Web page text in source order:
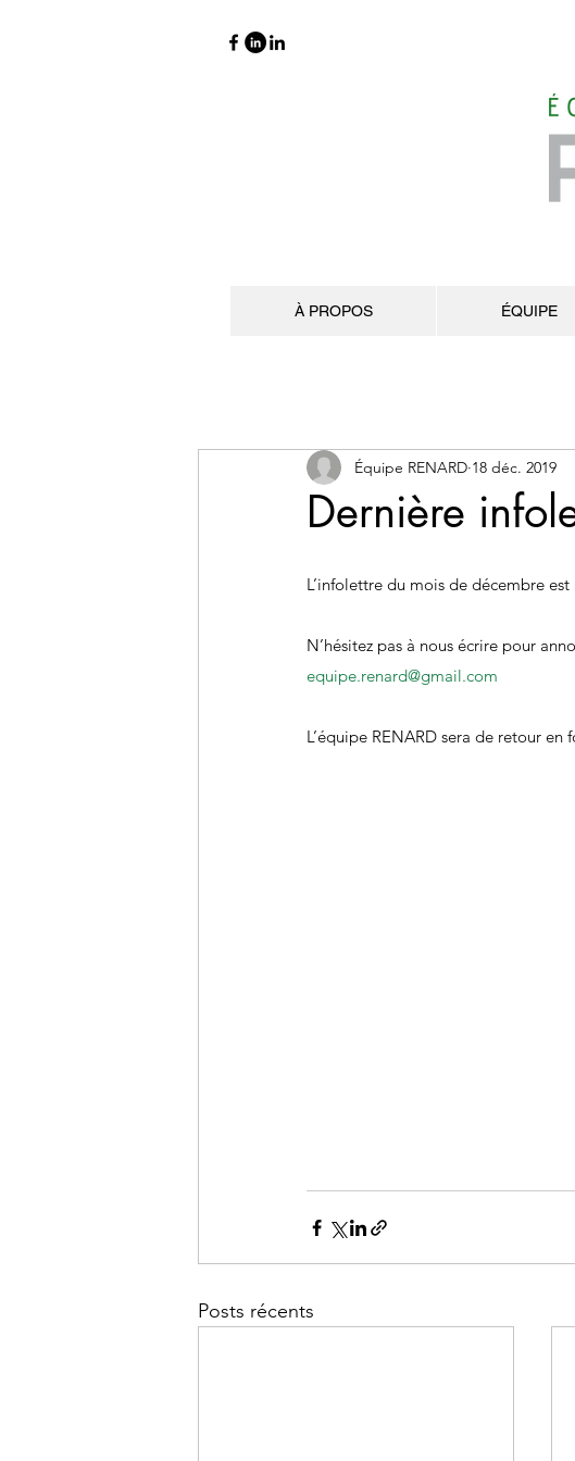
À PROPOS ÉQUIPE
Dernière
Équipe RENARD 18 déc. 2019
L’infolettre du mois de décembre
N’hésitez pas à nous écrire pour
equipe.renard@gmail.com
L’équipe RENARD sera de retour en
Posts récents